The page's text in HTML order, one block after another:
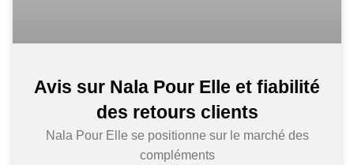
Avis sur Nala Pour Elle et fiabilité
des retours clients
Nala Pour Elle se positionne sur le marché des
compléments